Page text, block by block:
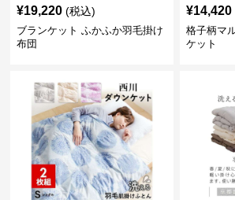
¥19,220 (税込)
ブランケット ふかふか羽毛掛け
布団
¥14,420
格子柄マ
ケット